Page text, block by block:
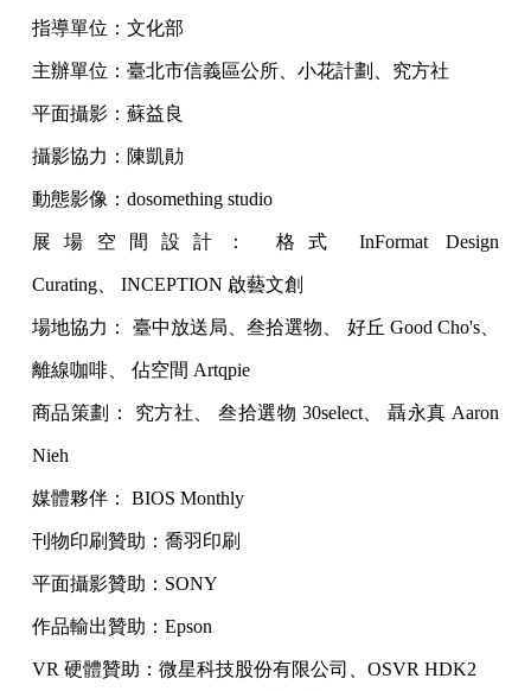
指導單位：文化部
主辦單位：臺北市信義區公所、小花計劃、究方社
平面攝影：蘇益良
攝影協力：陳凱勛
動態影像：dosomething studio
展場空間設計： 格式 InFormat Design
Curating、 INCEPTION 啟藝文創
場地協力： 臺中放送局、叁拾選物、 好丘 Good Cho's、
離線咖啡、 佔空間 Artqpie
商品策劃： 究方社、 叁拾選物 30select、 聶永真 Aaron
Nieh
媒體夥伴： BIOS Monthly
刊物印刷贊助：喬羽印刷
平面攝影贊助：SONY
作品輸出贊助：Epson
VR 硬體贊助：微星科技股份有限公司、OSVR HDK2